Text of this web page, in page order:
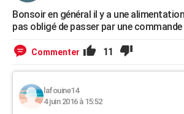
Bonsoir en général il y a une
pas obligé de passer par une
Commenter 11
lafouine14
4 juin 2016 à 15:52